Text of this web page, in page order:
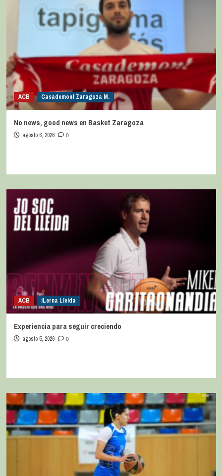
ACB Casademont Zaragoza M.
No news, good news en Basket Zaragoza
agosto 6, 2026 0
ACB iLerna Lleida
Experiencia para seguir creciendo
agosto 5, 2026 0